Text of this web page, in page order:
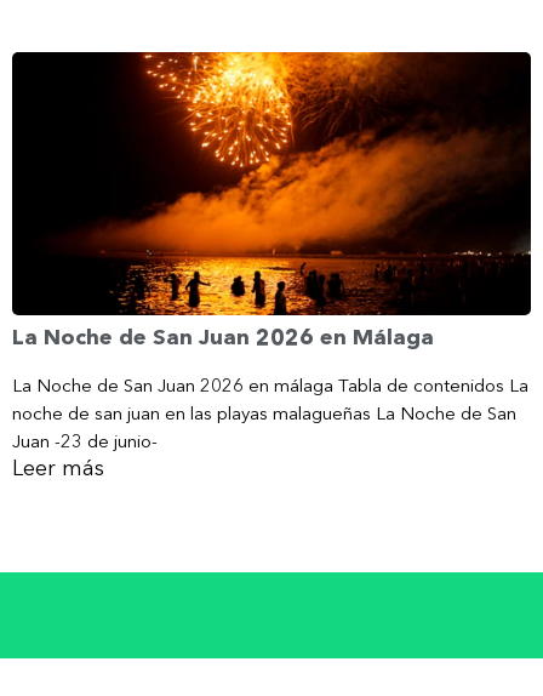
La Noche de San Juan 2026 en Málaga
La Noche de San Juan 2026 en málaga Tabla de contenidos La
noche de san juan en las playas malagueñas La Noche de San
Juan -23 de junio-
Leer más